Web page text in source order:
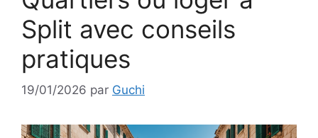
Split avec conseils
pratiques
19/01/2026 par Guchi